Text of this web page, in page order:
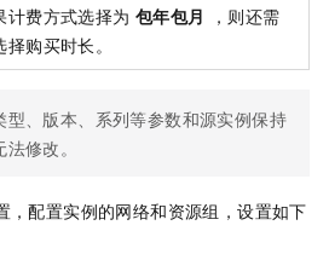
计费方式选择为 包年包月
，则还需
择购买时长。
型、版本、系列等参数和源实例保持
修改。
，配置实例的网络和资源组，设置如下